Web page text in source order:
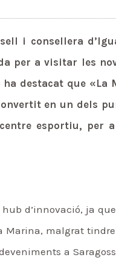
i consellera
per a visitar les
destacat que «La
en un dels
esportiu, per
d’innovació, ja
Marina, malgrat
a